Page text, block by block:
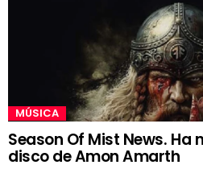
MÚSICA
Season Of Mist News. Ha
disco de Amon Amarth